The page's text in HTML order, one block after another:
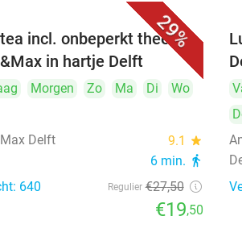
29%
incl. onbeperkt thee bij
in hartje Delft
Morgen Zo Ma Di
Wo
Delft
9.1 star
6 min. directions_walk
640 Regulier €27,50
€19,50